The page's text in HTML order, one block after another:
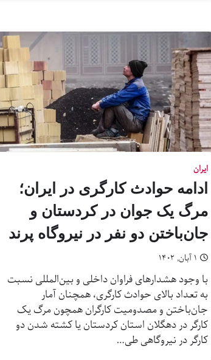
ایران
ادامه حوادث کارگری در ایران؛
مرگ یک جوان در کردستان و
جان‌باختن دو نفر در نیروگاه پرند
۱ آبان, ۱۴۰۲
با وجود هشدارهای فراوان داخلی و بین‌المللی نسبت
به تعداد بالای حوادث کارگری، همچنان آمار
جان‌باختن و مصدومیت کارگران همچون مرگ یک
کارگر در دهگلان استان کردستان یا کشته شدن دو
کارگر در نیروگاهی طی…